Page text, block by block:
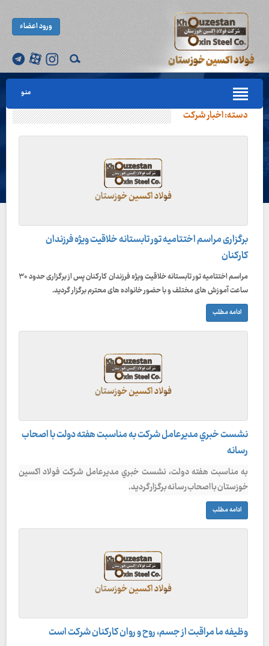
ورود اعضاء
منو
دسته:اخبار شرکت
برگزاری مراسم اختتامیه تور تابستانه خلاقیت ویژه فرزندان
کارکنان
مراسم اختتامیه تور تابستانه خلاقیت ویژه فرزندان کارکنان پس از برگزاری حدود ۳۰
ساعت آموزش های مختلف و با حضور خانواده های محترم برگزار گردید.
ادامه مطلب
نشست خبري مديرعامل شركت به مناسبت هفته دولت با اصحاب
رسانه
به مناسبت هفته دولت، نشست خبري مديرعامل شركتفولاد اکسین
خوزستانبا اصحاب رسانه برگزار گردید.
ادامه مطلب
وظیفه ما مراقبت از جسم، روح و روان کارکنان شرکت است